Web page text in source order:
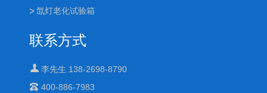
氙灯老化试验箱
联系方式
李先生 138-2698-8790
400-886-7983